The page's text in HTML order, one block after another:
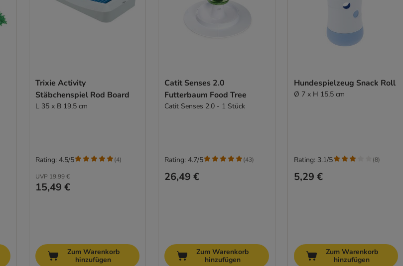
Trixie Activity
Stäbchenspiel Rod Board
L 35 x B 19,5 cm
UVP 19,99 €
15,49 €
Rating: 4.5/5 (4)
Zum Warenkorb
hinzufügen
Catit Senses 2.0
Futterbaum Food Tree
Catit Senses 2.0 - 1 Stück
26,49 €
Rating: 4.7/5 (43)
Zum Warenkorb
hinzufügen
Hundespielzeug Snack Roll
Ø 7 x H 15,5 cm
5,29 €
Rating: 3.1/5 (8)
Zum Warenkorb
hinzufügen